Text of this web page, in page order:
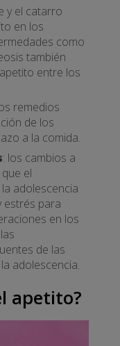
y el catarro
en los
como
también
entre los
remedios
de los
a la comida.
: los cambios a
el
adolescencia
estrés para
en los
de las
adolescencia.
apetito?